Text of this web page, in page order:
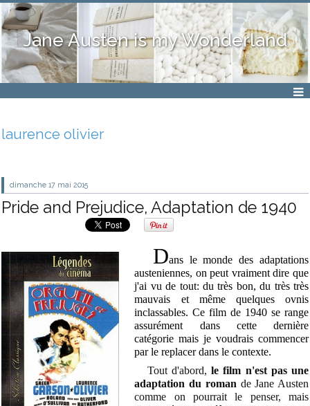
Jane Austen is my Wonderland
laurence olivier
dimanche 17 mai 2015
Pride and Prejudice, Adaptation de 1940
Dans le monde des adaptations
austeniennes, on peut vraiment dire que
j'ai vu de tout: du très bon, du très très
mauvais et même quelques ovnis
inclassables. Ce film de 1940 se range
assurément dans cette dernière
catégorie mais je voudrais commencer
par le replacer dans le contexte.
Tout d'abord,le film n'est pas une
adaptation du roman de Jane Austen
comme onpourrait le penser, mais